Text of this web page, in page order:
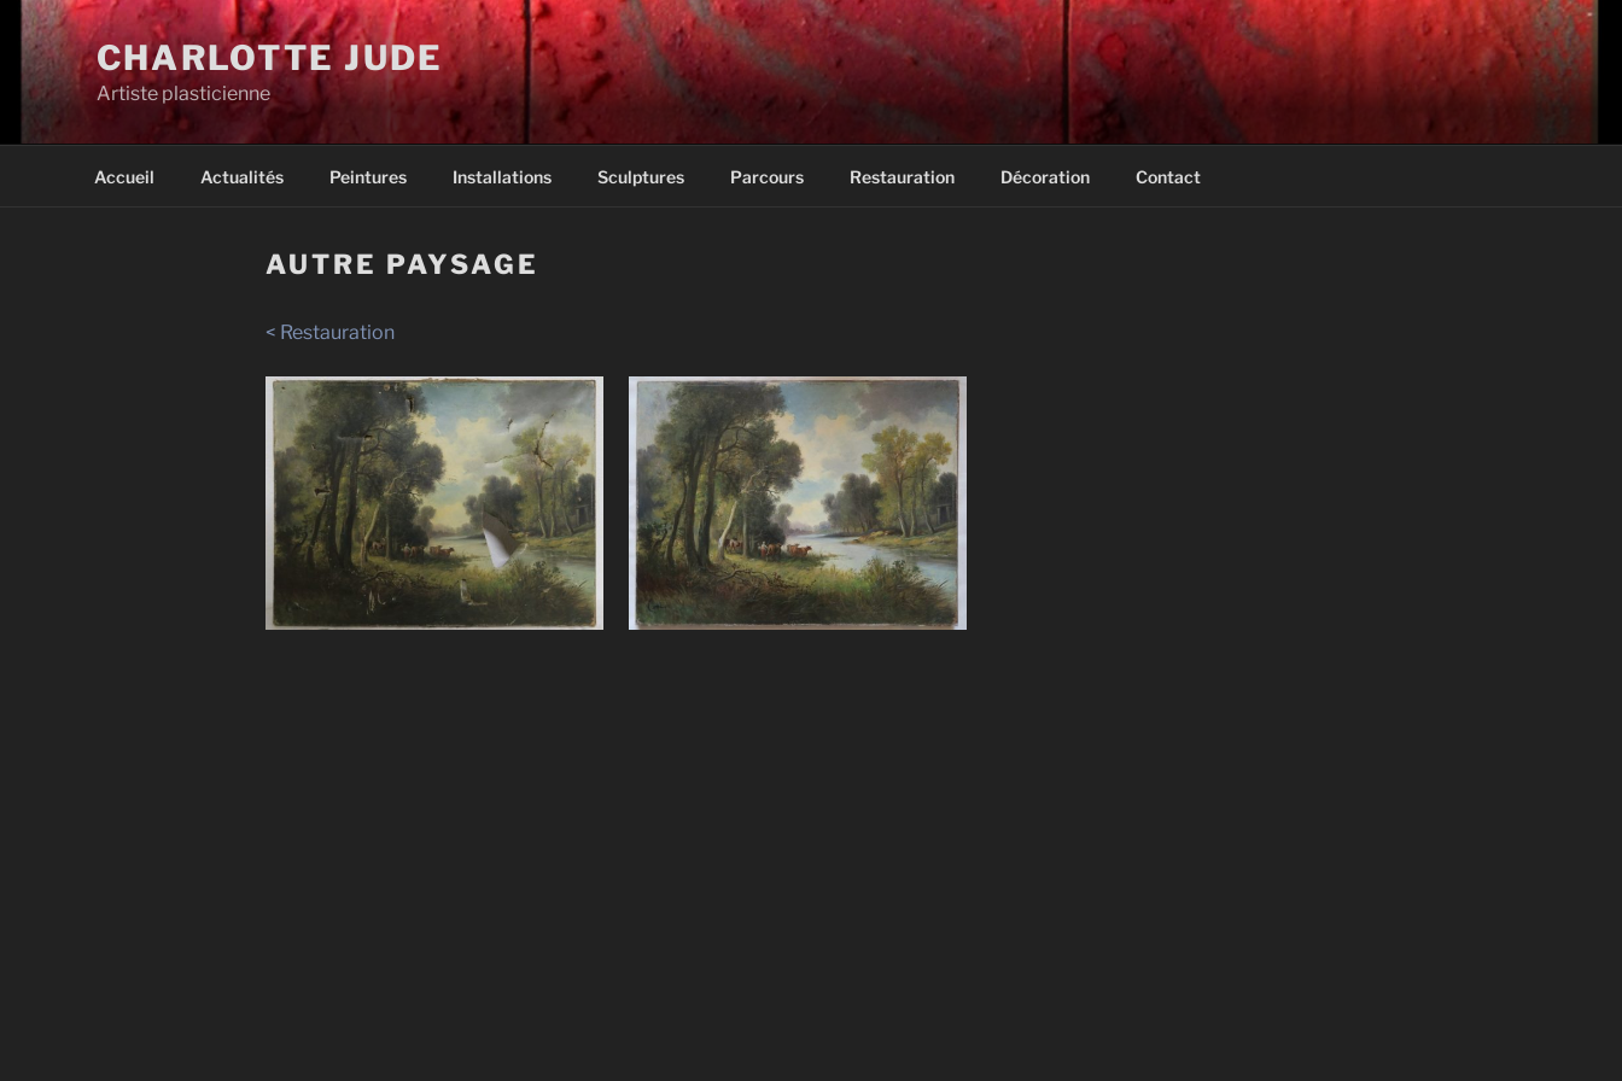
Aller
contenu
principal
CHARLOTTE JUDE
Artiste plasticienne
Accueil Actualités Peintures Installations Sculptures Parcours Restauration Décoration Contact
AUTRE PAYSAGE
< Restauration